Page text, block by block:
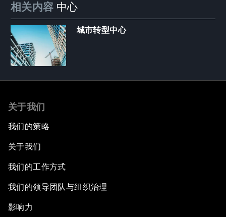
相关内容 中心
城市转型中心
关于我们
我们的策略
关于我们
我们的工作方式
我们的领导团队与组织治理
影响力